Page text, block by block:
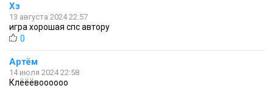
Хз
13 августа 2024 22:57
игра хорошая спс автору
0
Артём
14 июля 2024 22:58
Клёёёвоооооо